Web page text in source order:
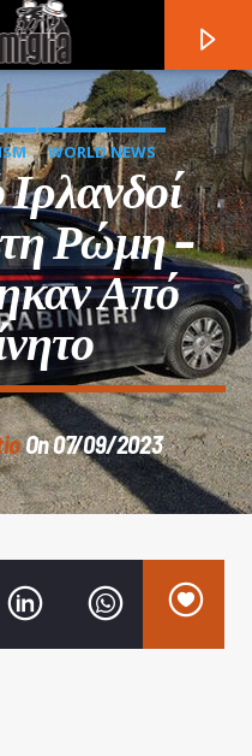
WORLD NEWS
Ρώμη –
Από
On 07/09/2023